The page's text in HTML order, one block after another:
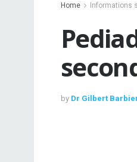
Home Informations
by Dr Gilbert